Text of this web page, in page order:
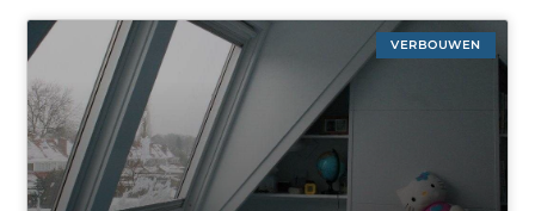
VERBOUWEN